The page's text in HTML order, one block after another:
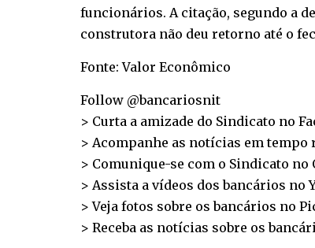
funcionários. A citação, segundo a
construtora não deu retorno até o
Fonte: Valor Econômico
Follow @bancariosnit
> Curta a amizade do Sindicato no
> Acompanhe as notícias em tempo
> Comunique-se com o Sindicato no
> Assista a vídeos dos bancários no
> Veja fotos sobre os bancários no
> Receba as notícias sobre os